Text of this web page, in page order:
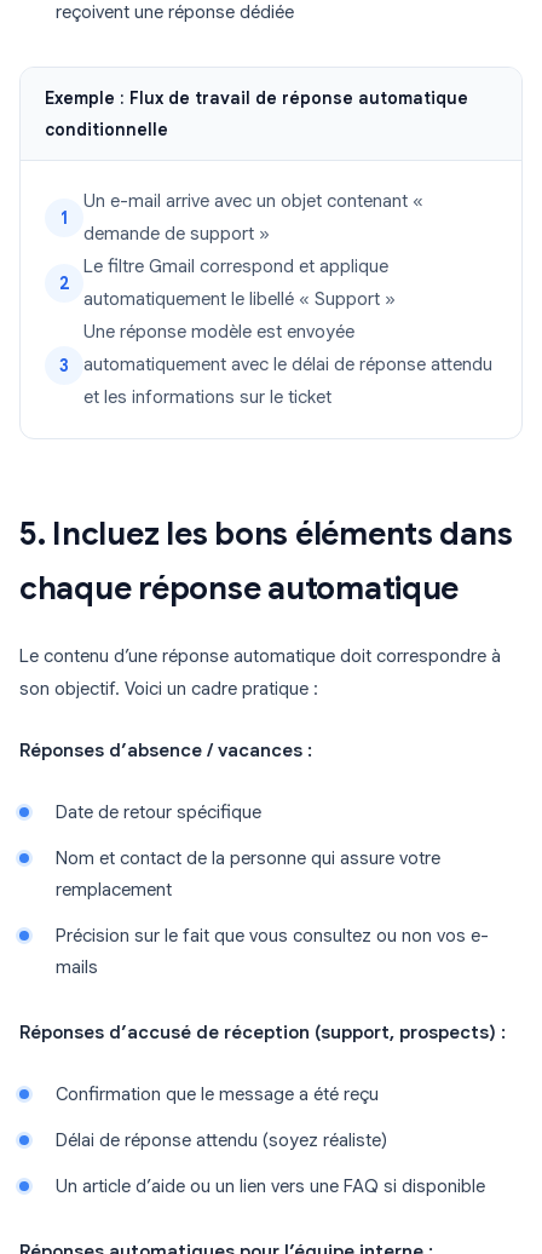
reçoivent une réponse dédiée
Exemple : Flux de travail de réponse automatique
conditionnelle
1
Un e-mail arrive avec un objet contenant «
demande de support »
2
Le filtre Gmail correspond et applique
automatiquement le libellé « Support »
3
Une réponse modèle est envoyée
automatiquement avec le délai de réponse attendu
et les informations sur le ticket
5. Incluez les bons éléments dans
chaque réponse automatique
Le contenu d’une réponse automatique doit correspondre à
son objectif. Voici un cadre pratique :
Réponses d’absence / vacances :
Date de retour spécifique
Nom et contact de la personne qui assure votre
remplacement
Précision sur le fait que vous consultez ou non vos e-
mails
Réponses d’accusé de réception (support, prospects) :
Confirmation que le message a été reçu
Délai de réponse attendu (soyez réaliste)
Un article d’aide ou un lien vers une FAQ si disponible